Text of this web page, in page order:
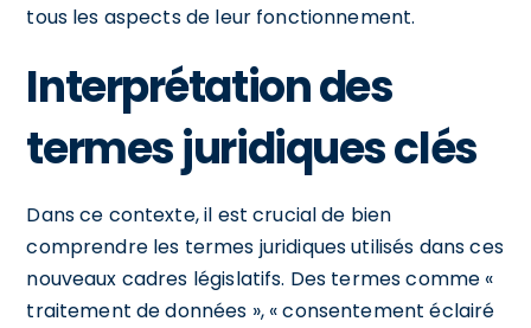
tous les aspects de leur fonctionnement.
Interprétation des
termes juridiques clés
Dans ce contexte, il est crucial de bien
comprendre les termes juridiques utilisés dans ces
nouveaux cadres législatifs. Des termes comme «
traitement de données », « consentement éclairé